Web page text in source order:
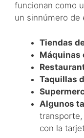
funcionan como
un sinnúmero de
Tiendas
Máquinas
Taquillas
Algunos
con la